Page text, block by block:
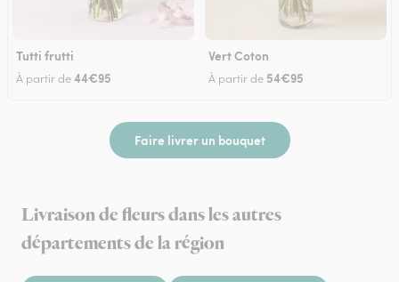
Tutti frutti
À partir de44€95
Vert Coton
À partir de 54€95
Faire livrer un bouquet
Livraison de fleurs dans les autres
départements de la région